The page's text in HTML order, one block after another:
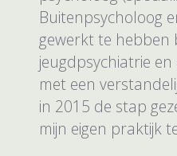
Buitenpsycholoog
gewerkt te hebben
jeugdpsychiatrie
met een
in 2015 de stap
mijn eigen praktijk